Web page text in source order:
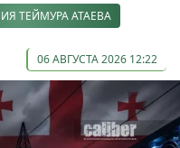
ТЕЙМУРА АТАЕВА
06 АВГУСТА 2026 12:22